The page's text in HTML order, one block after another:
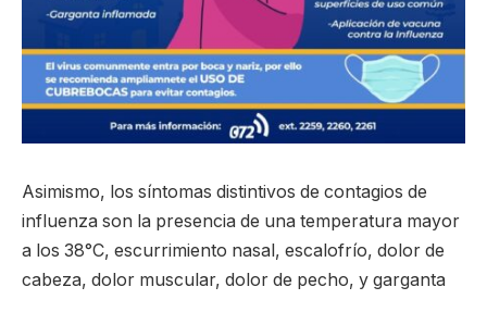
Asimismo, los síntomas distintivos de contagios de
influenza son la presencia de una temperatura mayor
a los 38°C, escurrimiento nasal, escalofrío, dolor de
cabeza, dolor muscular, dolor de pecho, y garganta